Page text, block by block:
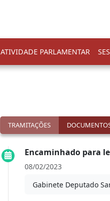
ATIVIDADE PARLAMENTAR
TRAMITAÇÕES
Encaminhado para
08/02/2023
Gabinete Deputado